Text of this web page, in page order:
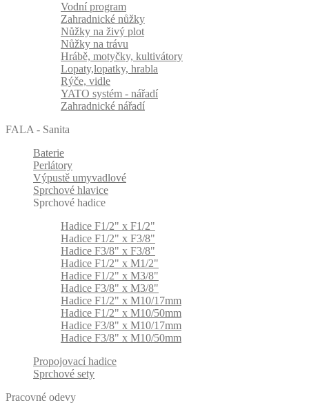
Vodní program
Zahradnické nůžky
Nůžky na živý plot
Nůžky na trávu
Hrábě, motyčky, kultivátory
Lopaty,lopatky, hrabla
Rýče, vidle
YATO systém - nářadí
Zahradnické nářadí
FALA - Sanita
Baterie
Perlátory
Výpustě umyvadlové
Sprchové hlavice
Sprchové hadice
Hadice F1/2" x F1/2"
Hadice F1/2" x F3/8"
Hadice F3/8" x F3/8"
Hadice F1/2" x M1/2"
Hadice F1/2" x M3/8"
Hadice F3/8" x M3/8"
Hadice F1/2" x M10/17mm
Hadice F1/2" x M10/50mm
Hadice F3/8" x M10/17mm
Hadice F3/8" x M10/50mm
Propojovací hadice
Sprchové sety
Pracovné odevy